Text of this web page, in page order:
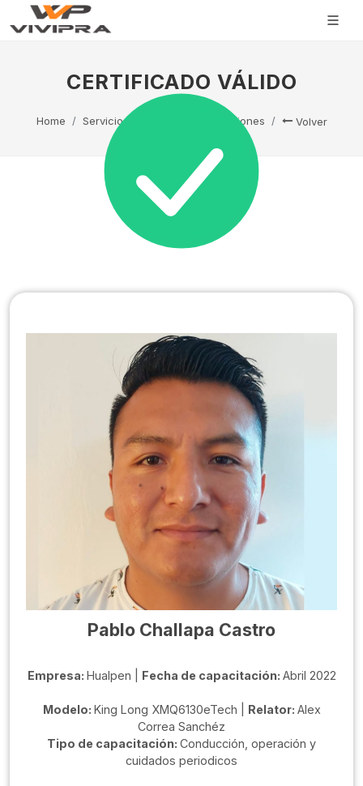
CERTIFICADO VÁLIDO
Home Servicio Técnico Capacitaciones Volver
Pablo Challapa Castro
Empresa: Hualpen | Fecha de capacitación: Abril 2022
Modelo: King Long XMQ6130eTech | Relator: Alex
Correa Sanchéz
Tipo de capacitación: Conducción, operación y
cuidados periodicos